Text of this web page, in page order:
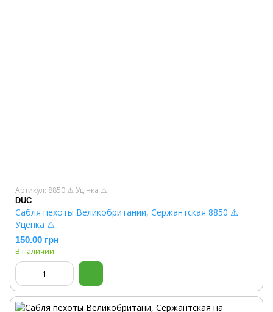
Артикул: 8850 ⚠️ Уцінка ⚠️
DUC
Сабля пехоты Великобритании, Сержантская 8850 ⚠️
Уценка ⚠️
150.00 грн
В наличии